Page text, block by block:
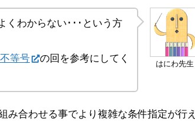
はにわ先生
くわからない･･･という方
等号
の回を参考にしてく
み合わせる事でより複雑な条件指定が行え